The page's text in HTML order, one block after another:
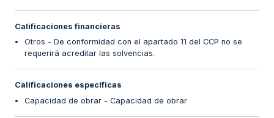
Calificaciones financieras
Otros - De conformidad con el apartado 11 del CCP no se
requerirá acreditar las solvencias.
Calificaciones específicas
Capacidad de obrar - Capacidad de obrar